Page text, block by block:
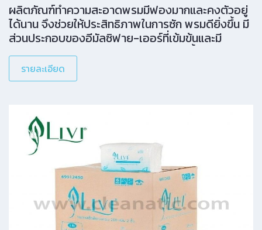
ผลิตภัณฑ์ทำความสะอาดพรมมีฟองมากและคงตัวอยู่
ได้นาน จึงช่วยให้ประสิทธิภาพในการซัก พรมดียิ่งขึ้น มี
ส่วนประกอบของอีมัลซิฟาย-เออร์ที่เข้มข้นและมี
ประสิทธิภาพสูง ช่วยขจัดคราบไขมันและน้ำมันได้ดี ไม่
ทำอันตรายต่อเส้นใยพรม
รายละเอียด